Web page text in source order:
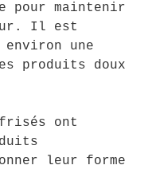
pour maintenir
Il est
environ une
produits doux
frisés ont
leur forme